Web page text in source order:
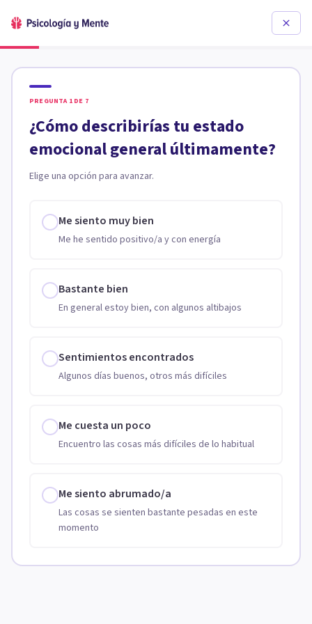
PREGUNTA 1 DE 7
¿Cómo describirías tu estado
emocional general últimamente?
Elige una opción para avanzar.
Me siento muy bien
Me he sentido positivo/a y con energía
Bastante bien
En general estoy bien, con algunos altibajos
Sentimientos encontrados
Algunos días buenos, otros más difíciles
Me cuesta un poco
Encuentro las cosas más difíciles de lo habitual
Me siento abrumado/a
Las cosas se sienten bastante pesadas en este
momento